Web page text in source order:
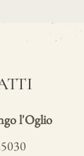
l'Oglio